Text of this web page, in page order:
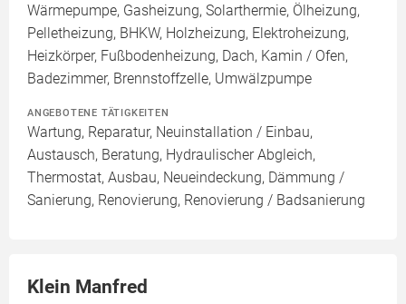
Wärmepumpe, Gasheizung, Solarthermie, Ölheizung,
Pelletheizung, BHKW, Holzheizung, Elektroheizung,
Heizkörper, Fußbodenheizung, Dach, Kamin / Ofen,
Badezimmer, Brennstoffzelle, Umwälzpumpe
ANGEBOTENE TÄTIGKEITEN
Wartung, Reparatur, Neuinstallation / Einbau,
Austausch, Beratung, Hydraulischer Abgleich,
Thermostat, Ausbau, Neueindeckung, Dämmung /
Sanierung, Renovierung, Renovierung / Badsanierung
Klein Manfred